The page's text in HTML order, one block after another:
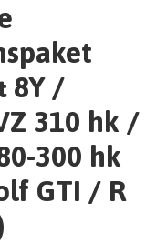
8Y /
310 hk /
300 hk
GTI / R